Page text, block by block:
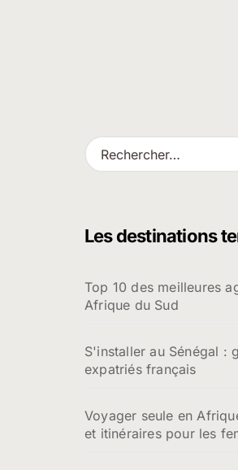
R
e
r
e
r
Les destinations
Top 10 des meilleures
Afrique du Sud
S'installer au Sénégal :
expatriés français
Voyager seule en
et itinéraires pour les